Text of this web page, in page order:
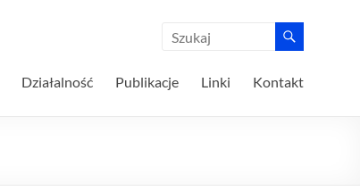
Działalność Publikacje Linki Kontakt